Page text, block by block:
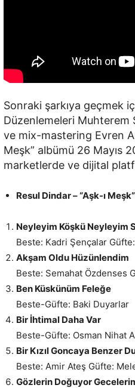
Sonraki şarkıya geçmek
Düzenlemeleri Muhterem
ve mix-mastering Evren
Meşk” albümü 26 Mayıs
marketlerde ve dijital
Resul Dindar – “Aşk-ı
Neyleyim Köşkü Neyleyim
Beste: Kadri Şençalar
Akşam Oldu Hüzünlendim
Beste: Semahat Özdenses
Ben Küskünüm Feleğe
Beste-Güfte: Baki Duyarlar
Bir İhtimal Daha Var
Beste-Güfte: Osman Nihat
Bir Kızıl Goncaya Benzer
Beste: Amir Ateş Güfte:
Gözlerin Doğuyor